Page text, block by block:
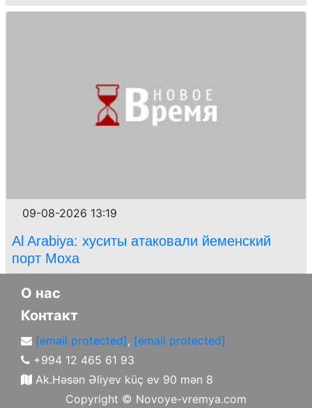
09-08-2026 13:19
Al Arabiya: хуситы атаковали йеменский
порт Моха
О нас
Контакт
[email protected], [email protected]
+994 12 465 61 93
Ak.Həsən Əliyev küç ev 90 mən 8
Copyright © Novoye-vremya.com